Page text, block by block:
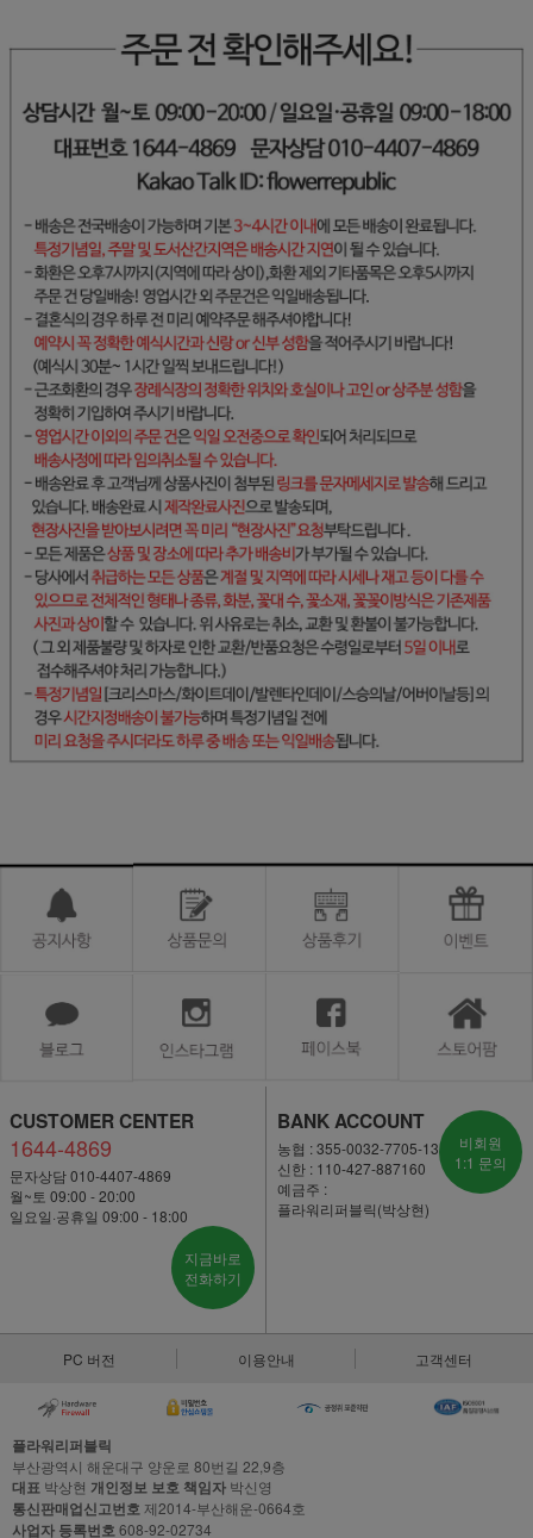
CUSTOMER CENTER
1644-4869
문자상담 010-4407-4869
월~토 09:00 - 20:00
일요일·공휴일 09:00 - 18:00
지금바로
전화하기
BANK ACCOUNT
농협 : 355-0032-7705-13
신한 : 110-427-887160
예금주 :
플라워리퍼블릭(박상현)
비회원
1:1 문의
PC 버전 이용안내 고객센터
플라워리퍼블릭
부산광역시 해운대구 양운로 80번길 22,9층
대표 박상현 개인정보 보호 책임자 박신영
통신판매업신고번호제2014-부산해운-0664호
사업자 등록번호608-92-02734